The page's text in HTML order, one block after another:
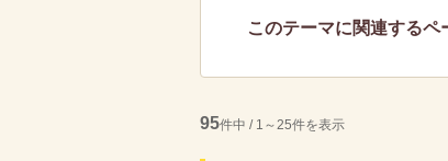
このテーマに関連するペ
95件中 / 1～25件を表示